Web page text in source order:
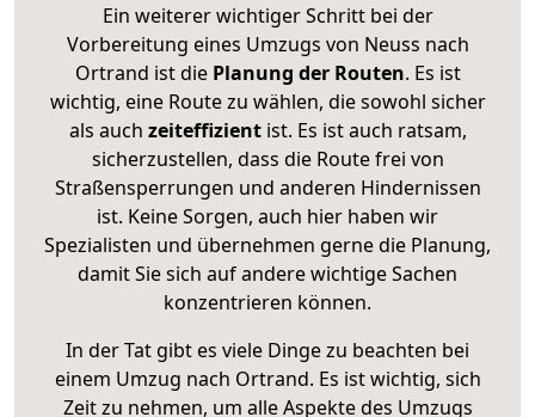
Ein weiterer wichtiger Schritt bei der
Vorbereitung eines Umzugs von Neuss nach
Ortrand ist diePlanung der Routen. Es ist
wichtig, eine Route zu wählen, die sowohl sicher
als auch zeiteffizientist. Es ist auch ratsam,
sicherzustellen, dass die Route frei von
Straßensperrungen und anderen Hindernissen
ist. Keine Sorgen, auch hier haben wir
Spezialisten und übernehmen gerne die Planung,
damit Sie sich auf andere wichtige Sachen
konzentrieren können.
In der Tat gibt es viele Dinge zu beachten bei
einem Umzug nach Ortrand. Es ist wichtig, sich
Zeit zu nehmen, um alle Aspekte des Umzugs